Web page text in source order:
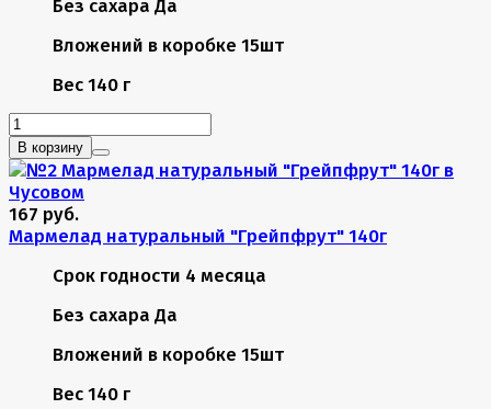
Без сахара Да
Вложений в коробке 15шт
Вес 140 г
В корзину
167 руб.
Мармелад натуральный "Грейпфрут" 140г
Срок годности 4 месяца
Без сахара Да
Вложений в коробке 15шт
Вес 140 г